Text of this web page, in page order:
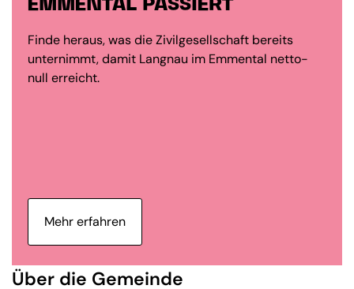
EMMENTAL PASSIERT
Finde heraus, was die Zivilgesellschaft bereits
unternimmt, damit Langnau im Emmental netto-
null erreicht.
Mehr erfahren
Über die Gemeinde